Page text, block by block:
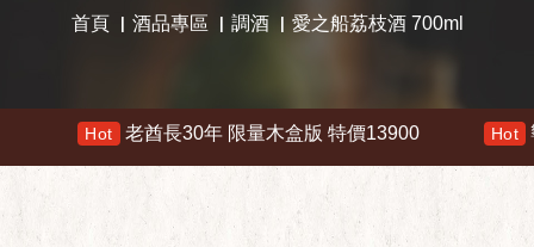
首頁 酒品專區 調酒 愛之船荔枝酒 700ml
老酋長30年 限量木盒版 特價13900 響